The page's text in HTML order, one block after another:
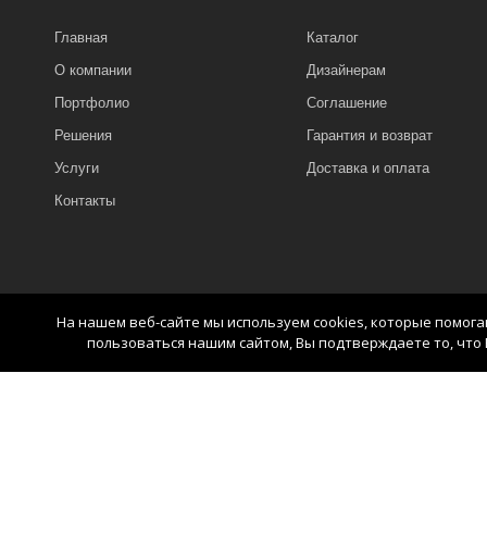
Главная
О компании
Портфолио
Решения
Услуги
Контакты
Каталог
Дизайнерам
Соглашение
Гарантия и возврат
Доставка и оплата
На нашем веб-сайте мы используем cookies, которые
пользоваться нашим сайтом, Вы подтверждаете то,